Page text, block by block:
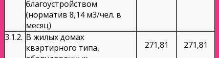
благоустройством
(норматив 8,14 м3/чел. в
месяц)
3.1.2. В жилых домах
квартирного типа,
271,81 271,81